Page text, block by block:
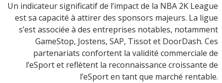
Un indicateur significatif de l’impact de la NBA 2K League
est sa capacité à attirer des sponsors majeurs. La ligue
s’est associée à des entreprises notables, notamment
GameStop, Jostens, SAP, Tissot et DoorDash. Ces
partenariats confortent la validité commerciale de
l’eSport et reflètent la reconnaissance croissante de
l’eSport en tant que marché rentable.